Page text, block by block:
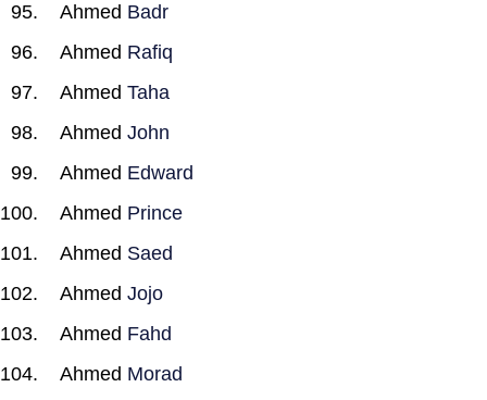
Ahmed Badr
Ahmed Rafiq
Ahmed Taha
Ahmed John
Ahmed Edward
Ahmed Prince
Ahmed Saed
Ahmed Jojo
Ahmed Fahd
Ahmed Morad